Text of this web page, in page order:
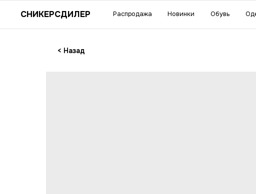
СНИКЕРСДИЛЕР
аксессуары
Распродажа
< Назад